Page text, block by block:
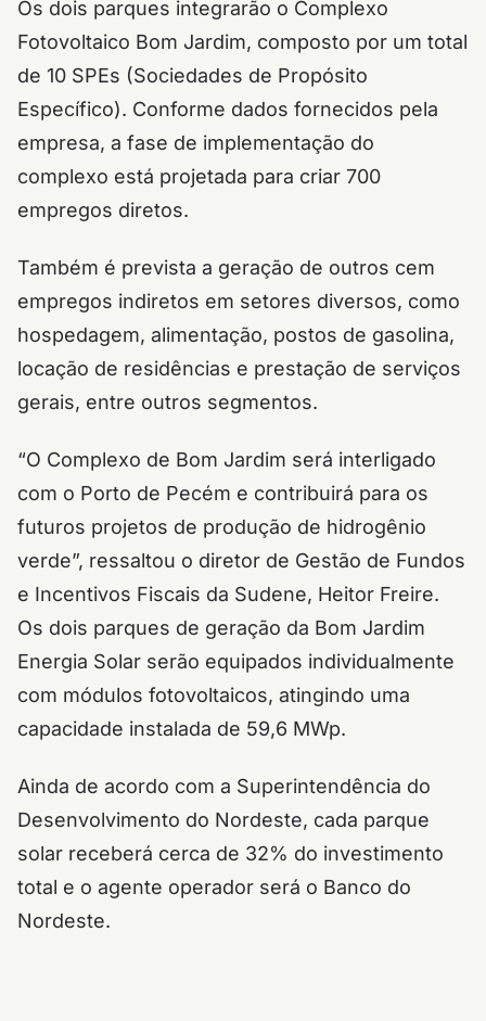
Os dois parques integrarão o Complexo
Fotovoltaico Bom Jardim, composto por um total
de 10 SPEs (Sociedades de Propósito
Específico). Conforme dados fornecidos pela
empresa, a fase de implementação do
complexo está projetada para criar 700
empregos diretos.
Também é prevista a geração de outros cem
empregos indiretos em setores diversos, como
hospedagem, alimentação, postos de gasolina,
locação de residências e prestação de serviços
gerais, entre outros segmentos.
“O Complexo de Bom Jardim será interligado
com o Porto de Pecém e contribuirá para os
futuros projetos de produção de hidrogênio
verde”, ressaltou o diretor de Gestão de Fundos
e Incentivos Fiscais da Sudene, Heitor Freire.
Os dois parques de geração da Bom Jardim
Energia Solar serão equipados individualmente
com módulos fotovoltaicos, atingindo uma
capacidade instalada de 59,6 MWp.
Ainda de acordo com a Superintendência do
Desenvolvimento do Nordeste, cada parque
solar receberá cerca de 32% do investimento
total e o agente operador será o Banco do
Nordeste.